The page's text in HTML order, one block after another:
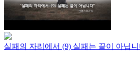
실패의 자리에서 (9) 실패는 끝이 아닙